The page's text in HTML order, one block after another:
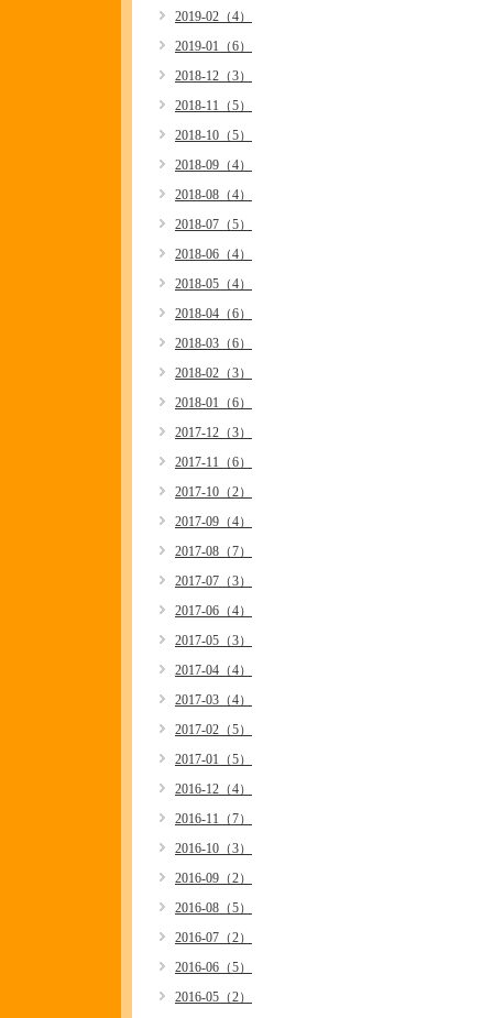
2019-02（4）
2019-01（6）
2018-12（3）
2018-11（5）
2018-10（5）
2018-09（4）
2018-08（4）
2018-07（5）
2018-06（4）
2018-05（4）
2018-04（6）
2018-03（6）
2018-02（3）
2018-01（6）
2017-12（3）
2017-11（6）
2017-10（2）
2017-09（4）
2017-08（7）
2017-07（3）
2017-06（4）
2017-05（3）
2017-04（4）
2017-03（4）
2017-02（5）
2017-01（5）
2016-12（4）
2016-11（7）
2016-10（3）
2016-09（2）
2016-08（5）
2016-07（2）
2016-06（5）
2016-05（2）